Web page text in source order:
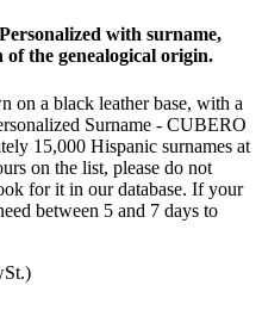
with surname,
the genealogical origin.
on a black leather base, with a
Surname - CUBERO
15,000 Hispanic surnames at
on the list, please do not
for it in our database. If your
between 5 and 7 days to